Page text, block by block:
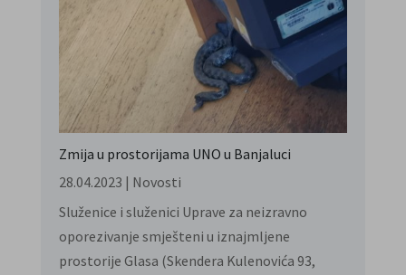
Zmija u prostorijama UNO u Banjaluci
28.04.2023 | Novosti
Služenice i služenici Uprave za neizravno
oporezivanje smješteni u iznajmljene
prostorije Glasa (Skendera Kulenovića 93,